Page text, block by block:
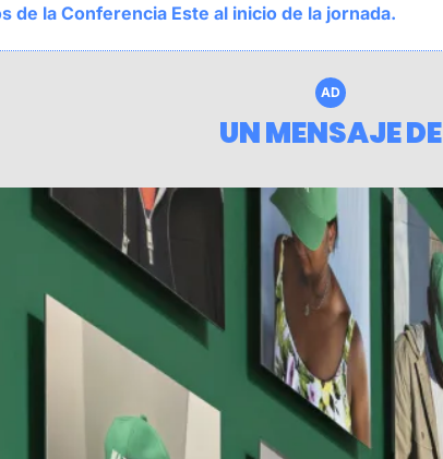
de la Conferencia Este al inicio de la jornada.
AD
UN MENSAJE DE